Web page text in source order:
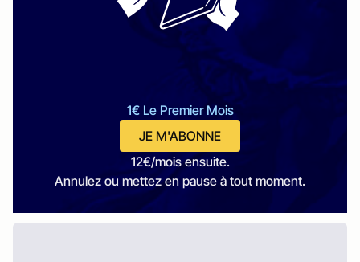
1€ Le Premier Mois
JE M'ABONNE
12€/mois ensuite.
Annulez ou mettez en pause à tout moment.